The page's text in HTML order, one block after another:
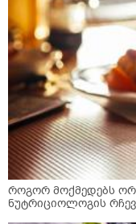
როგორ მოქმედებს
ნუტრიციოლოგის